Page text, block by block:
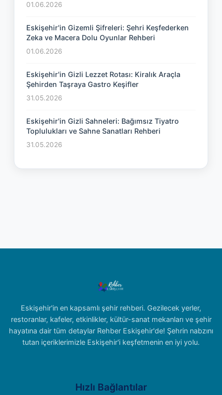
01.06.2026
Eskişehir'in Gizemli Şifreleri: Şehri Keşfederken
Zeka ve Macera Dolu Oyunlar Rehberi
01.06.2026
Eskişehir'in Gizli Lezzet Rotası: Kiralık Araçla
Şehirden Taşraya Gastro Keşifler
31.05.2026
Eskişehir'in Gizli Sahneleri: Bağımsız Tiyatro
Toplulukları ve Sahne Sanatları Rehberi
31.05.2026
Eskişehir'in en kapsamlı şehir rehberi. Gezilecek yerler,
restoranlar, kafeler, etkinlikler, kültür-sanat mekanları ve şehir
hayatına dair tüm detaylar Rehber Eskişehir'de! Şehrin nabzını
tutan içeriklerimizle Eskişehir'i keşfetmenin en iyi yolu.
Hızlı Bağlantılar